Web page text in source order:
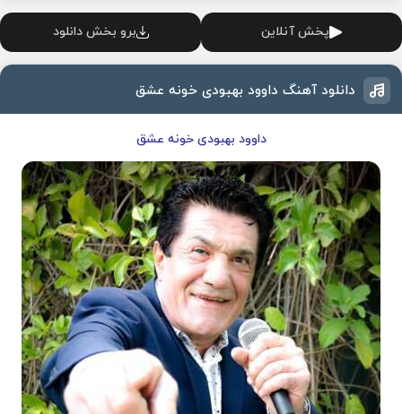
پخش آنلاین برو بخش دانلود
دانلود آهنگ داوود بهبودی خونه عشق
داوود بهبودی خونه عشق